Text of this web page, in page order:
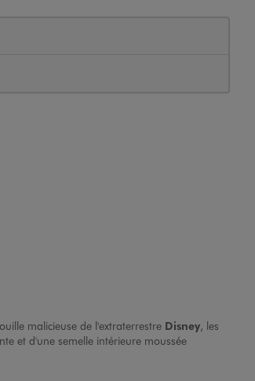
malicieuse de l'extraterrestre Disney, les
et d'une semelle intérieure moussée